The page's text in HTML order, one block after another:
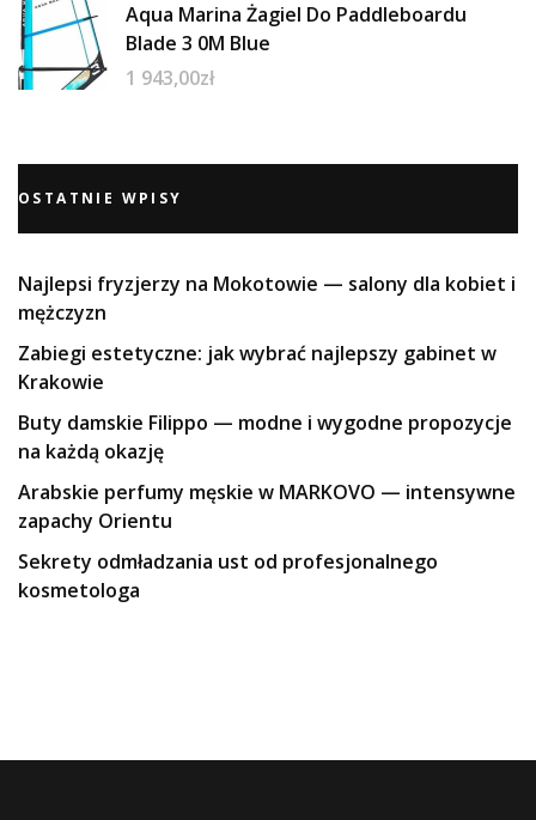
Aqua Marina Żagiel Do Paddleboardu
Blade 3 0M Blue
1 943,00zł
OSTATNIE WPISY
Najlepsi fryzjerzy na Mokotowie — salony dla kobiet i
mężczyzn
Zabiegi estetyczne: jak wybrać najlepszy gabinet w
Krakowie
Buty damskie Filippo — modne i wygodne propozycje
na każdą okazję
Arabskie perfumy męskie w MARKOVO — intensywne
zapachy Orientu
Sekrety odmładzania ust od profesjonalnego
kosmetologa